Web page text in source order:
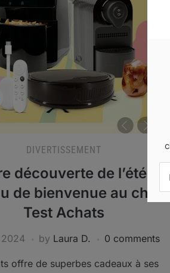
DIVERTISSEMENT
découverte de l’été:
de bienvenue au choix
Test Achats
by Laura D. 0 comments
offre de superbes cadeaux à ses